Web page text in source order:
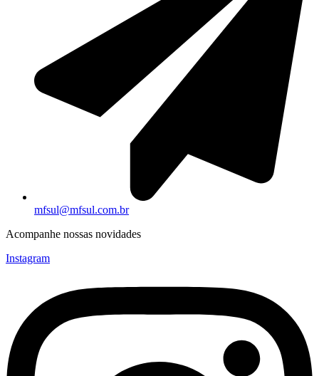
mfsul@mfsul.com.br
Acompanhe nossas novidades
Instagram